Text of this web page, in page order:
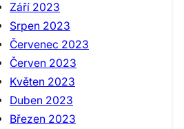
Září 2023
Srpen 2023
Červenec 2023
Červen 2023
Květen 2023
Duben 2023
Březen 2023